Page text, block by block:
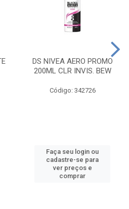
DS NIVEA AERO PROMO
200ML CLR INVIS. BEW
Código: 342726
Faça seu login ou
cadastre-se para
ver preços e
comprar